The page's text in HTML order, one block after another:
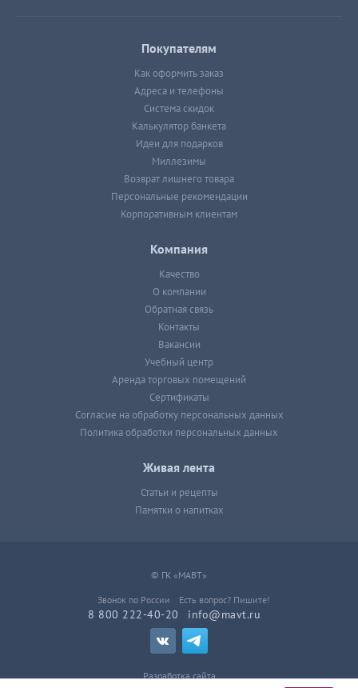
Покупателям
Как оформить заказ
Адреса и телефоны
Система скидок
Калькулятор банкета
Идеи для подарков
Миллезимы
Возврат лишнего товара
Персональные рекомендации
Корпоративным клиентам
Компания
Качество
О компании
Обратная связь
Контакты
Вакансии
Учебный центр
Аренда торговых помещений
Сертификаты
Согласие на обработку персональных данных
Политика обработки персональных данных
Живая лента
Статьи и рецепты
Памятки о напитках
© ГК «МАВТ»
Звонок по России
8 800 222-40-20
Есть вопрос? Пишите!
info@mavt.ru
Разработка сайта